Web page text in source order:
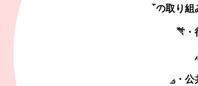
町の取り組
町政運営
町政への参
観光地・